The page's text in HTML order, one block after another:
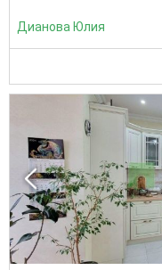
Дианова Юлия